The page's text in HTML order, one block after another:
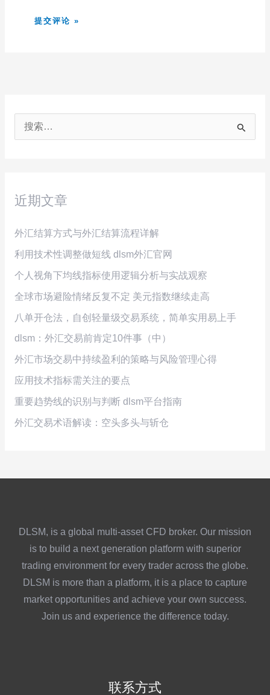
近期文章
外汇结算方式与外汇结算流程详解
利用技术性调整做短线 dlsm外汇官网
个人视角下均线指标使用逻辑分析与实战观察
全球市场避险情绪反复不定 美元指数继续走高
八单开仓法，自创轻量级交易系统，简单实用易上手
dlsm：外汇交易前肯定10件事（中）
外汇市场交易中持续盈利的策略与风险管理心得
应用技术指标需关注的要点
重要趋势线的识别与判断 dlsm平台指南
外汇交易术语解读：空头多头与斩仓
DLSM, is a global multi-asset CFD broker. Our mission
is to build a next generation platform with superior
trading environment for every trader across the globe.
DLSM is more than a platform, it is a place to capture
market opportunities and achieve your own success.
Join us and experience the difference today.
联系方式